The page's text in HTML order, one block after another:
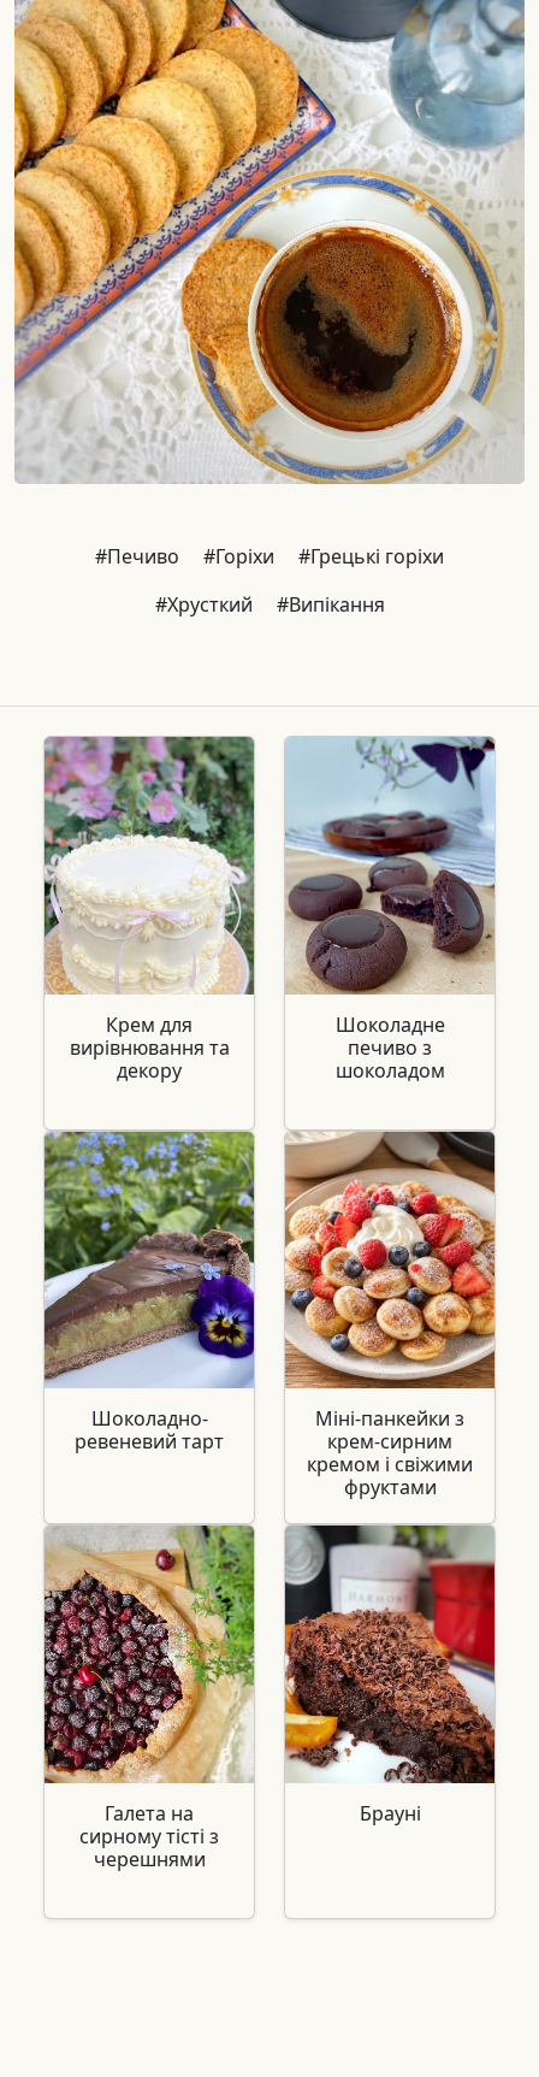
#Печиво #Горіхи
#Грецькі горіхи
#Хрусткий
#Випікання
Крем для
вирівнювання та
декору
Шоколадне
печиво з
шоколадом
Шоколадно-
ревеневий тарт
Міні-панкейки з
крем-сирним
кремом і свіжими
фруктами
Галета на
сирному тісті з
черешнями
Брауні